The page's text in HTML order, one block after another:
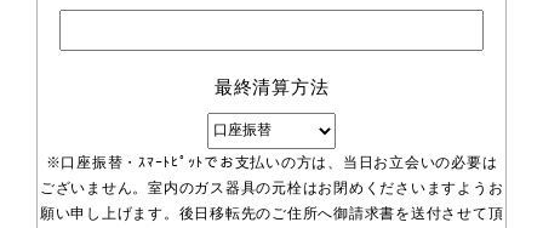
最終清算方法
※口座振替・ｽﾏｰﾄﾋﾟｯﾄでお支払いの方は、当日お立会いの必要は
ございません。室内のガス器具の元栓はお閉めくださいますようお
願い申し上げます。後日移転先のご住所へ御請求書を送付させて頂